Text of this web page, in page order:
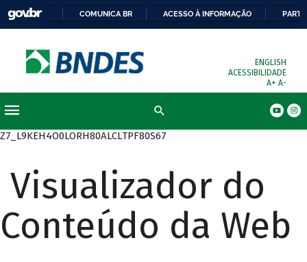
COMUNICA BR ACESSO À INFORMAÇÃO
ENGLISH
ACESSIBILIDADE
A+ A-
Z7_L9KEH4O0LORH80ALCLTPF80S67
Visualizador do
Conteúdo da Web